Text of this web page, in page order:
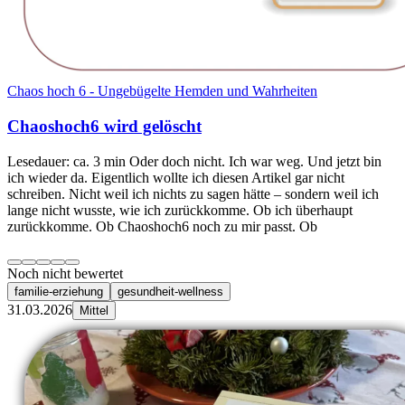
Chaos hoch 6 - Ungebügelte Hemden und Wahrheiten
Chaoshoch6 wird gelöscht
Lesedauer: ca. 3 min Oder doch nicht. Ich war weg. Und jetzt bin
ich wieder da. Eigentlich wollte ich diesen Artikel gar nicht
schreiben. Nicht weil ich nichts zu sagen hätte – sondern weil ich
lange nicht wusste, wie ich zurückkomme. Ob ich überhaupt
zurückkomme. Ob Chaoshoch6 noch zu mir passt. Ob
Noch nicht bewertet
familie-erziehung gesundheit-wellness
31.03.2026 Mittel